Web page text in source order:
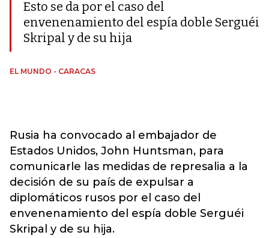
Esto se da por el caso del
envenenamiento del espía doble Serguéi
Skripal y de su hija
EL MUNDO - CARACAS
Rusia ha convocado al embajador de
Estados Unidos, John Huntsman, para
comunicarle las medidas de represalia a la
decisión de su país de expulsar a
diplomáticos rusos por el caso del
envenenamiento del espía doble Serguéi
Skripal y de su hija.